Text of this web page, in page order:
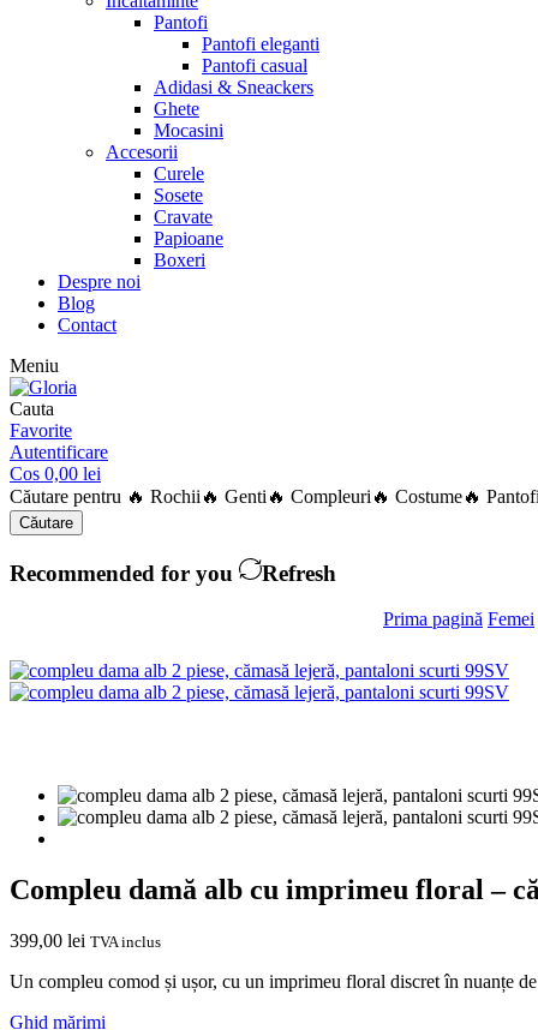
Pantofi
Pantofi eleganti
Pantofi casual
Adidasi & Sneackers
Ghete
Mocasini
Accesorii
Curele
Sosete
Cravate
Papioane
Boxeri
Despre noi
Blog
Contact
Meniu
Cauta
Favorite
Autentificare
Cos 0,00 lei
Căutare pentru 🔥 Rochii 🔥 Genti 🔥 Compleuri 🔥 Costume🔥 Pantofi
Căutare
Recommended for you Refresh
Prima pagină Femei
Compleu damă alb cu imprimeu floral –
399,00 lei TVA inclus
Un compleu comod și ușor, cu un imprimeu floral discret în nuanțe
Ghid mărimi